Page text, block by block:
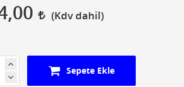
Sepete Ekle